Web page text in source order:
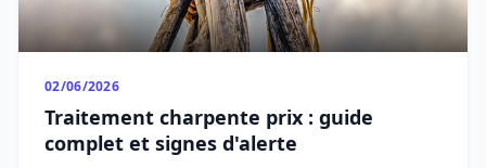
02/06/2026
Traitement charpente prix : guide
complet et signes d'alerte